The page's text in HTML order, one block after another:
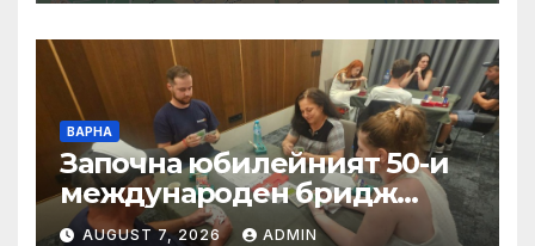
ВАРНА
Започна юбилейният 50-и
международен бридж
фестивал „Варна“
AUGUST 7, 2026 ADMIN